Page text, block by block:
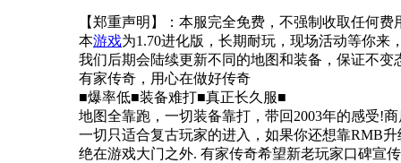
【郑重声明】：本服完全免费，不强制收取任何
本游戏为1.70进化版，长期耐玩，现场活动等你来
我们后期会陆续更新不同的地图和装备，保证不变
有家传奇，用心在做好传奇
■爆率低■装备难打■真正长久服■
地图全靠跑，一切装备靠打，带回2003年的感受!
一切只适合复古玩家的进入，如果你还想靠RMB
绝在游戏大门之外. 有家传奇希望新老玩家口碑宣